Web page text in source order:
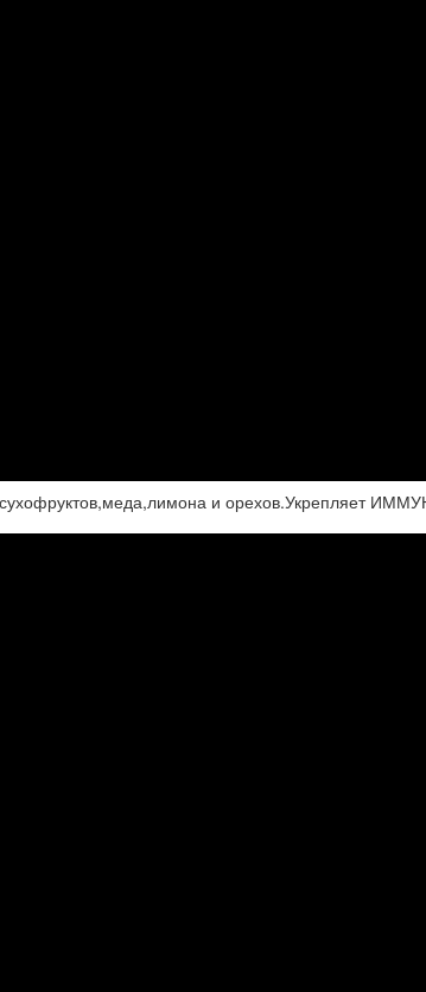
и орехов.Укрепляет